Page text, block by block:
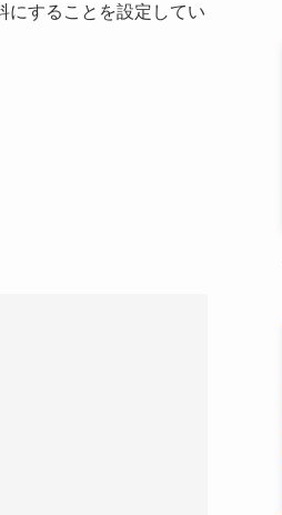
にすることを設定してい